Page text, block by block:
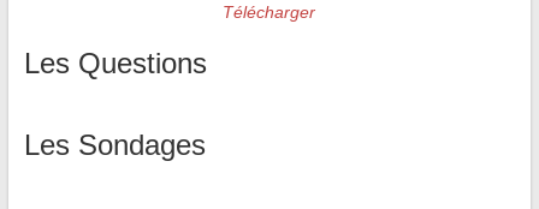
Télécharger
Les Questions
Les Sondages